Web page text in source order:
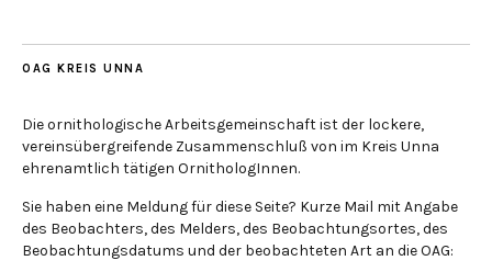
OAG KREIS UNNA
Die ornithologische Arbeitsgemeinschaft ist der lockere,
vereinsübergreifende Zusammenschluß von im Kreis Unna
ehrenamtlich tätigen OrnithologInnen.
Sie haben eine Meldung für diese Seite? Kurze Mail mit Angabe
des Beobachters, des Melders, des Beobachtungsortes, des
Beobachtungsdatums und der beobachteten Art an die OAG: